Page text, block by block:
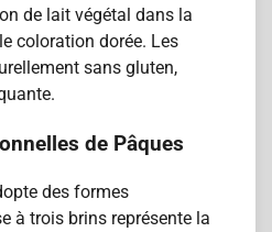
de lait végétal dans la
coloration dorée. Les
sans gluten,
de Pâques
des formes
à trois brins représente la